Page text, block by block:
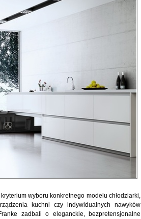
wyboru konkretnego modelu chłodziarki,
kuchni czy indywidualnych nawyków
zadbali o eleganckie, bezpretensjonalne